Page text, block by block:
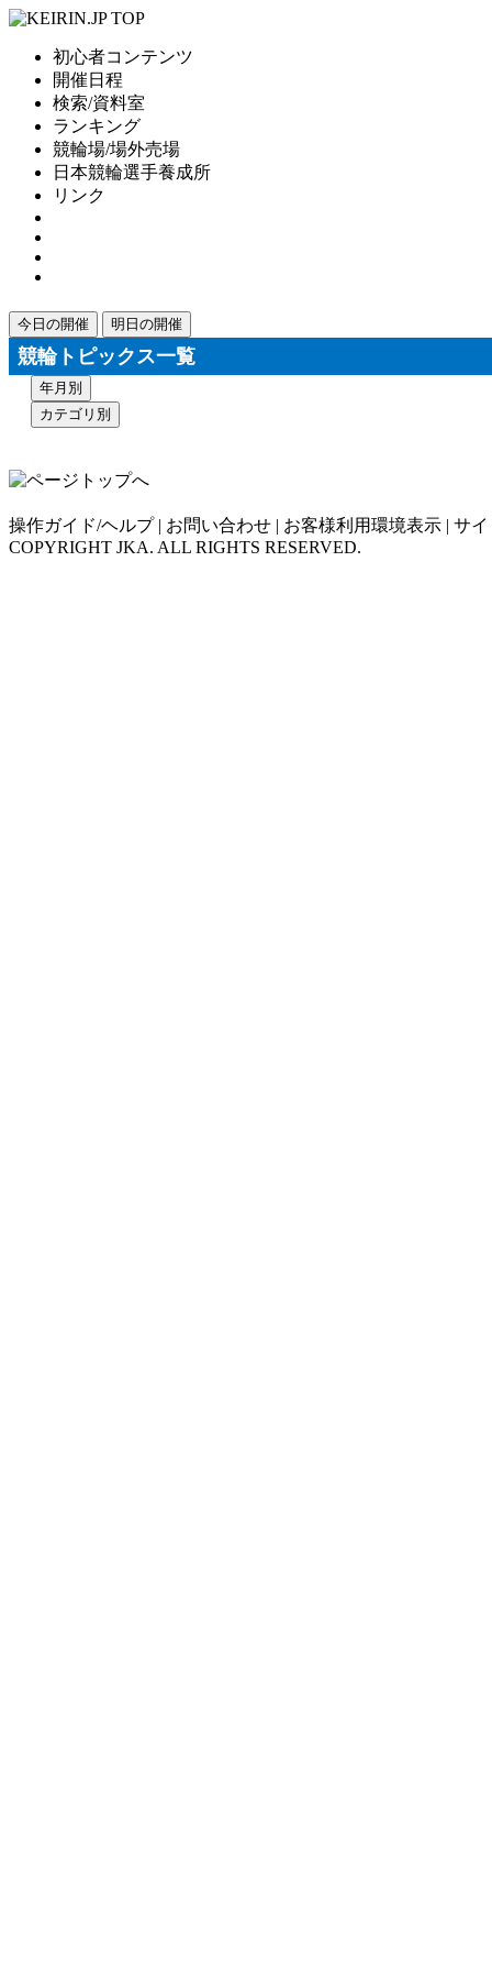
初心者コンテンツ
開催日程
検索/資料室
ランキング
競輪場/場外売場
日本競輪選手養成所
リンク
今日の開催 明日の開催
競輪トピックス一覧
年月別
カテゴリ別
操作ガイド/ヘルプ| お問い合わせ | お客様利用環境表示 | サ
COPYRIGHT JKA. ALL RIGHTS RESERVED.